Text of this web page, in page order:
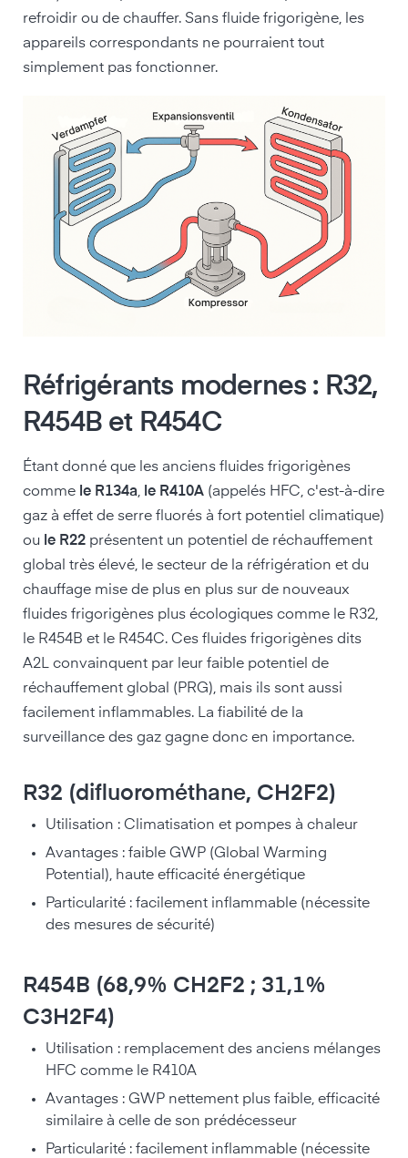
refroidir ou de chauffer. Sans fluide frigorigène, les
appareils correspondants ne pourraient tout
simplement pas fonctionner.
Réfrigérants modernes : R32,
R454B et R454C
Étant donné que les anciens fluides frigorigènes
comme le R134a, le R410A (appelés HFC, c'est-à-dire
gaz à effet de serre fluorés à fort potentiel climatique)
ou le R22 présentent un potentiel de réchauffement
global très élevé, le secteur de la réfrigération et du
chauffage mise de plus en plus sur de nouveaux
fluides frigorigènes plus écologiques comme le R32,
le R454B et le R454C. Ces fluides frigorigènes dits
A2L convainquent par leur faible potentiel de
réchauffement global (PRG), mais ils sont aussi
facilement inflammables. La fiabilité de la
surveillance des gaz gagne donc en importance.
R32 (difluorométhane, CH2F2)
Utilisation : Climatisation et pompes à chaleur
Avantages : faible GWP (Global Warming
Potential), haute efficacité énergétique
Particularité : facilement inflammable (nécessite
des mesures de sécurité)
R454B (68,9% CH2F2 ; 31,1%
C3H2F4)
Utilisation : remplacement des anciens mélanges
HFC comme le R410A
Avantages : GWP nettement plus faible, efficacité
similaire à celle de son prédécesseur
Particularité : facilement inflammable (nécessite